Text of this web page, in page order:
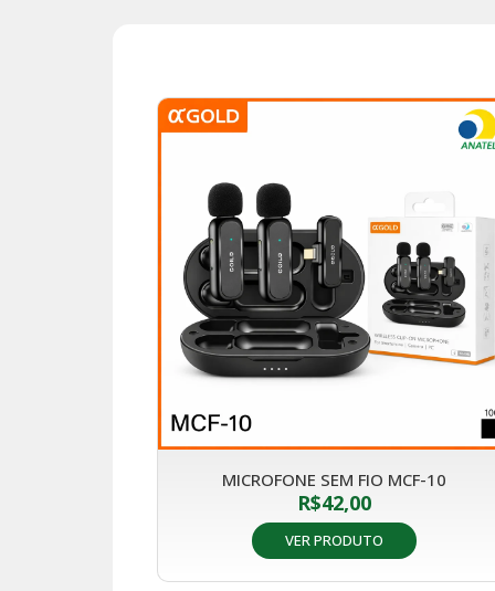
MICROFONE SEM FIO MCF-10
R$42,00
VER PRODUTO